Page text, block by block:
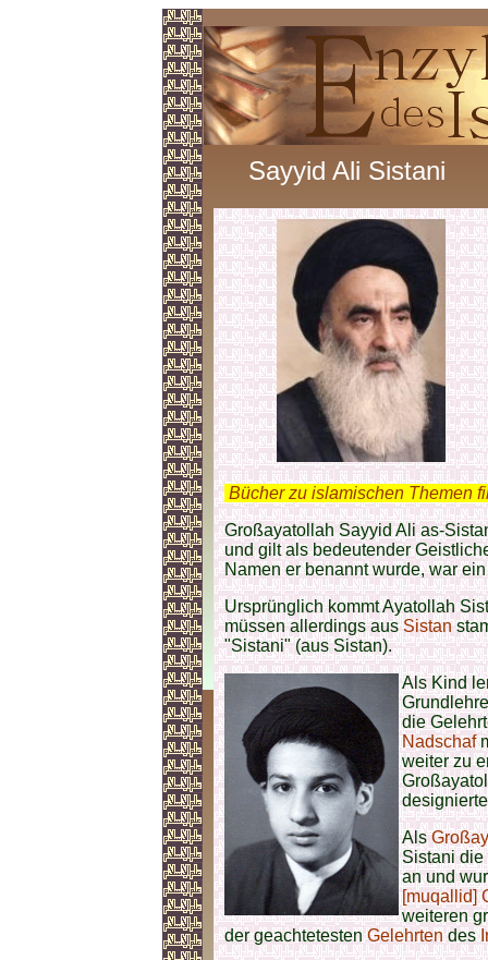
Sayyid Ali Sistani
Bücher zu islamischen Themen
Großayatollah Sayyid Ali as-
und gilt als bedeutender
Namen er benannt wurde, war
Ursprünglich kommt Ayatollah
müssen allerdings ausSistan
"Sistani" (aus Sistan).
Als Kind
die
Nadschaf
weiter zu
Als
Sistani die
an und
[muqallid]
weiteren
der geachtetestenGelehrtendes